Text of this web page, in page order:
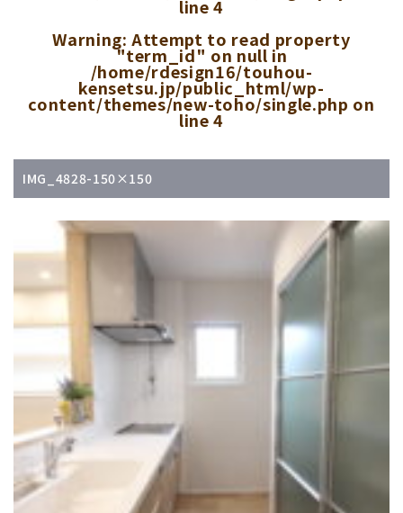
line4
Warning: Attempt to read property
"term_id" on null in
/home/rdesign16/touhou-
kensetsu.jp/public_html/wp-
content/themes/new-toho/single.php on
line4
IMG_4828-150×150